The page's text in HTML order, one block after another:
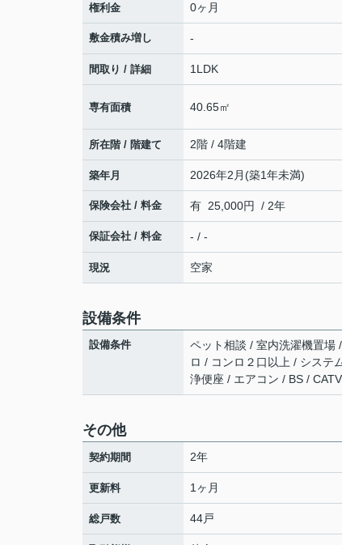
権利金 0ヶ月
敷金積み増し -
間取り / 詳細 1LDK
専有面積 40.65㎡
所在階 / 階建て 2階 / 4階建
築年月 2026年2月(築1年未満)
保険会社 / 料金 有 25,000円 / 2年
保証会社 / 料金 - / -
現況 空家
設備条件
設備条件
ペット相談 / 室内洗濯機置場
ロ / コンロ２口以上 / システ
浄便座 / エアコン / BS /
その他
契約期間 2年
更新料 1ヶ月
総戸数 44戸